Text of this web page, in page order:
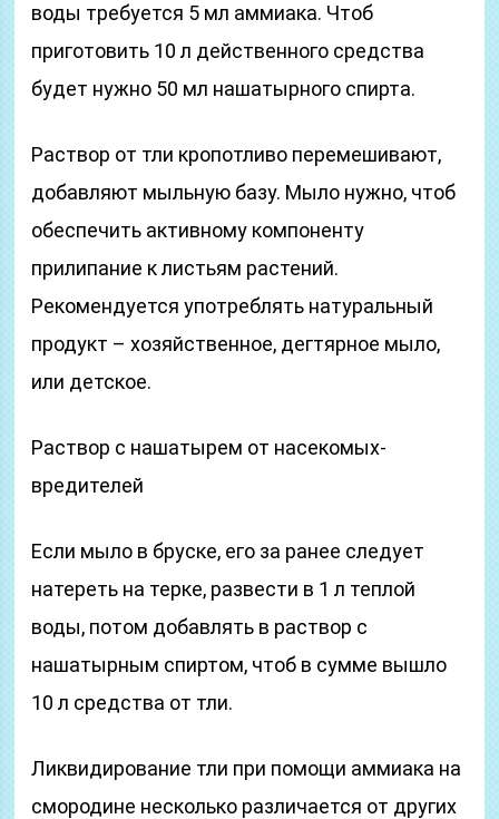
воды требуется 5 мл аммиака. Чтоб
приготовить 10 л действенного средства
будет нужно 50 мл нашатырного спирта.
Раствор от тли кропотливо перемешивают,
добавляют мыльную базу. Мыло нужно, чтоб
обеспечить активному компоненту
прилипание к листьям растений.
Рекомендуется употреблять натуральный
продукт – хозяйственное, дегтярное мыло,
или детское.
Раствор с нашатырем от насекомых-
вредителей
Если мыло в бруске, его за ранее следует
натереть на терке, развести в 1 л теплой
воды, потом добавлять в раствор с
нашатырным спиртом, чтоб в сумме вышло
10 л средства от тли.
Ликвидирование тли при помощи аммиака на
смородине несколько различается от других